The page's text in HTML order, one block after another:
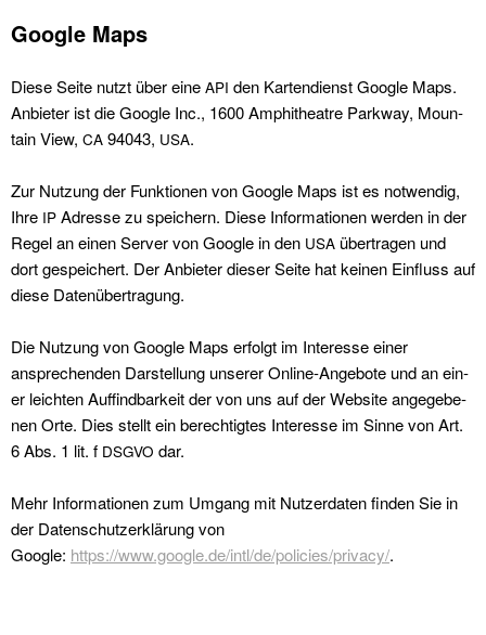
Google Maps
Diese Seite nutzt über eine API den Kar­ten­di­enst Google Maps.
Anbi­eter ist die Google Inc., 1600 Amphithe­atre Park­way, Moun­
tain View, CA 94043, USA.
Zur Nutzung der Funk­tio­nen von Google Maps ist es notwendig,
Ihre IP Adresse zu spe­ich­ern. Diese Infor­ma­tio­nen wer­den in der
Regel an einen Serv­er von Google in den USA über­tra­gen und
dort gespe­ichert. Der Anbi­eter dieser Seite hat keinen Ein­fluss auf
diese Datenüber­tra­gung.
Die Nutzung von Google Maps erfol­gt im Inter­esse ein­er
ansprechen­den Darstel­lung unser­er Online-Ange­bote und an ein­
er leicht­en Auffind­barkeit der von uns auf der Web­site angegebe­
nen Orte. Dies stellt ein berechtigtes Inter­esse im Sinne von Art.
6 Abs. 1 lit. f DSGVO dar.
Mehr Infor­ma­tio­nen zum Umgang mit Nutzer­dat­en find­en Sie in
der Daten­schutzerk­lärung von
Google: https://www.google.de/intl/de/policies/privacy/.